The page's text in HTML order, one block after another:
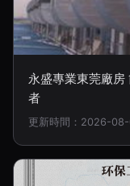
永盛專業東莞廠
者
更新時間：2026-08-